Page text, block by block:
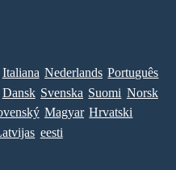
Italiana Nederlands Português
Dansk Svenska Suomi Norsk
Magyar Hrvatski
eesti